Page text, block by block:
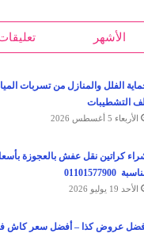
الأشهر
الفلل والمنازل من تسربات
التشطيبات
الأربعاء 5 أغسطس 2026
كراتين نقل عفش بالعجوزة
01101577900
الأحد 19 يوليو 2026
عروض كذا – أفضل سعر كاش